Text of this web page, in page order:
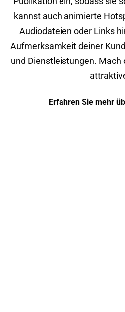
kannst auch animierte
Audiodateien oder Links
Aufmerksamkeit deiner
und Dienstleistungen. Mach
Erfahren Sie mehr